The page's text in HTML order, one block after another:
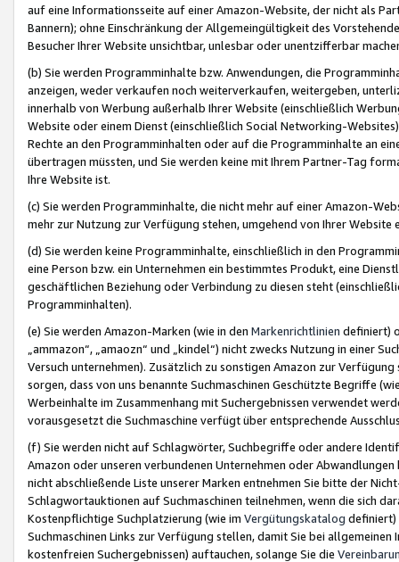
auf eine Informationsseite auf einer Amazon-Website, der nicht als
Bannern); ohne Einschränkung der Allgemeingültigkeit des
Besucher Ihrer Website unsichtbar, unlesbar oder unentzifferbar
(b) Sie werden Programminhalte bzw. Anwendungen, die
anzeigen, weder verkaufen noch weiterverkaufen, weitergeben,
innerhalb von Werbung außerhalb Ihrer Website (einschließlich
Website oder einem Dienst (einschließlich Social Networking-
Rechte an den Programminhalten oder auf die Programminhalte an
übertragen müssten, und Sie werden keine mit Ihrem Partner-Tag
Ihre Website ist.
(c) Sie werden Programminhalte, die nicht mehr auf einer Amazon-
mehr zur Nutzung zur Verfügung stehen, umgehend von Ihrer
(d) Sie werden keine Programminhalte, einschließlich in den
eine Person bzw. ein Unternehmen ein bestimmtes Produkt, eine
geschäftlichen Beziehung oder Verbindung zu diesen steht
Programminhalten).
(e) Sie werden Amazon-Marken (wie in den Markenrichtlinien definiert)
„ammazon“, „amaozn“ und „kindel“) nicht zwecks Nutzung in einer
Versuch unternehmen). Zusätzlich zu sonstigen Amazon zur
sorgen, dass von uns benannte Suchmaschinen Geschützte Begriffe
Werbeinhalte im Zusammenhang mit Suchergebnissen verwendet
vorausgesetzt die Suchmaschine verfügt über entsprechende
(f) Sie werden nicht auf Schlagwörter, Suchbegriffe oder andere
Amazon oder unseren verbundenen Unternehmen oder
nicht abschließende Liste unserer Marken entnehmen Sie bitte der
Schlagwortauktionen auf Suchmaschinen teilnehmen, wenn die sich
Kostenpflichtige Suchplatzierung (wie im Vergütungskatalog definiert)
Suchmaschinen Links zur Verfügung stellen, damit Sie bei
kostenfreien Suchergebnissen) auftauchen, solange Sie die